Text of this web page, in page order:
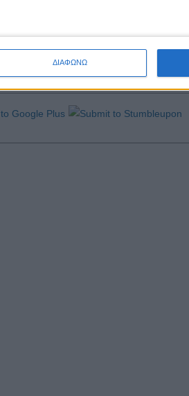
ΔΙΑΦΩΝΩ
χρήση των γλωσσών, που σημαίνει ότι
εκπρόσωπος Μίλε